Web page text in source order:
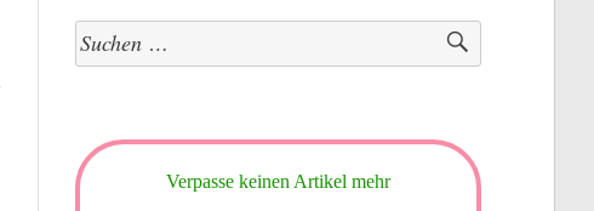
Suchen
nach:
Verpasse keinen Artikel mehr